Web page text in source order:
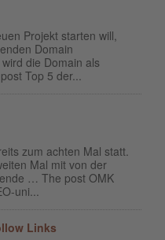
Projekt starten will,
Domain
die Domain als
Top 5 der...
zum achten Mal statt.
Mal mit von der
… The post OMK
uni...
Links